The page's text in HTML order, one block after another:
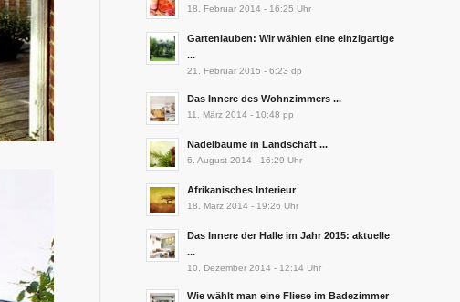
18. Februar 2014 - 16:25 Uhr
Gartenlauben: Wir wählen eine einzigartige
...
21. Februar 2015 - 6:23 dp
Das Innere des Wohnzimmers ...
11. März 2014 - 10:48 pp
Nadelbäume in Landschaft ...
6. August 2014 - 16:29 Uhr
Afrikanisches Interieur
18. März 2014 - 19:26 Uhr
Das Innere der Halle im Jahr 2015: aktuelle
...
10. Dezember 2014 - 12:14 Uhr
Wie wählt man eine Fliese im Badezimmer